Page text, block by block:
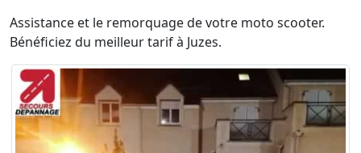
Assistance et le remorquage de votre moto scooter.
Bénéficiez du meilleur tarif à Juzes.